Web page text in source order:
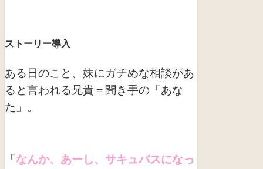
ストーリー導入
ある日のこと、妹にガチめな相談があ
ると言われる兄貴＝聞き手の「あな
た」。
「なんか、あーし、サキュバスになっ